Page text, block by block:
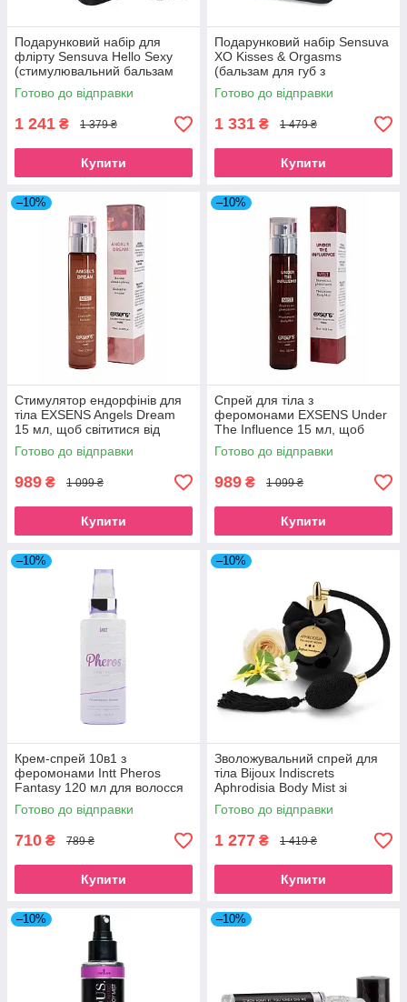
Подарунковий набір для
флірту Sensuva Hello Sexy
(стимулювальний бальзам
для губ та феромони)
SO3152
Готово до відправки
1 241 ₴ 1 379 ₴
Купити
Подарунковий набір Sensuva
XO Kisses & Orgasms
(бальзам для губ з
феромонами і рідкий
вібратор) SO3151
Готово до відправки
1 331 ₴ 1 479 ₴
Купити
–10%
Cтимулятор ендорфінів для
тіла EXSENS Angels Dream
15 мл, щоб світитися від
щастя
Готово до відправки
989 ₴ 1 099 ₴
Купити
–10%
Спрей для тіла з
феромонами EXSENS Under
The Influence 15 мл, щоб
бути чарівною
Готово до відправки
989 ₴ 1 099 ₴
Купити
–10%
Крем-спрей 10в1 з
феромонами Intt Pheros
Fantasy 120 мл для волосся
й тіла з оліями арганії і
кокоса SO3510
Готово до відправки
710 ₴ 789 ₴
Купити
–10%
Зволожувальний спрей для
тіла Bijoux Indiscrets
Aphrodisia Body Mist зі
збуджувальним ароматом
SO5935
Готово до відправки
1 277 ₴ 1 419 ₴
Купити
–10% –10%